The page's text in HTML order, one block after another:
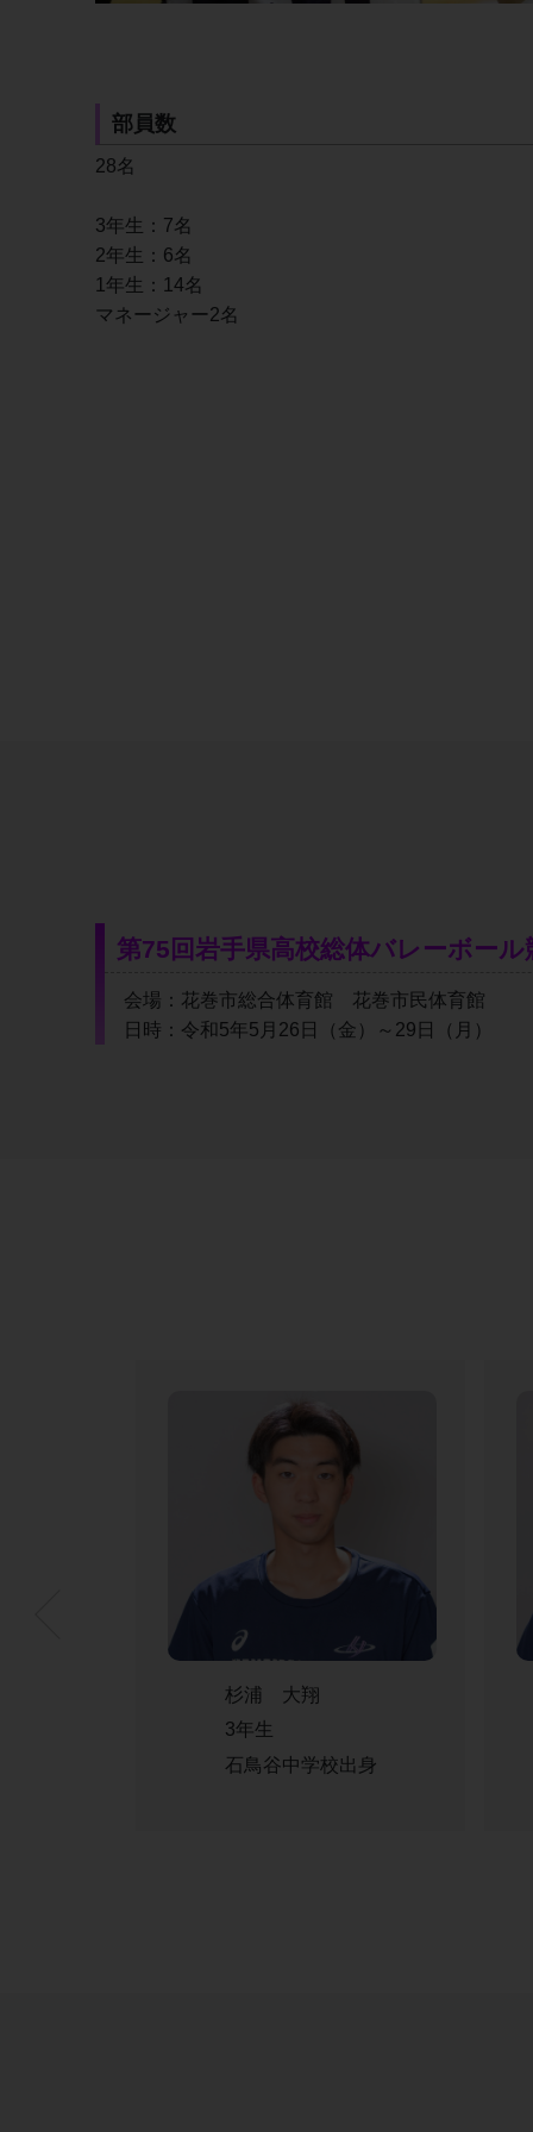
部員数
28名
3年生：7名
2年生：6名
1年生：14名
マネージャー2名
第75回岩手県高校総体バレーボール
会場：花巻市総合体育館　花巻市民体育館
日時：令和5年5月26日（金）～29日（月）
杉浦 大翔
3年生
石鳥谷中学校出身